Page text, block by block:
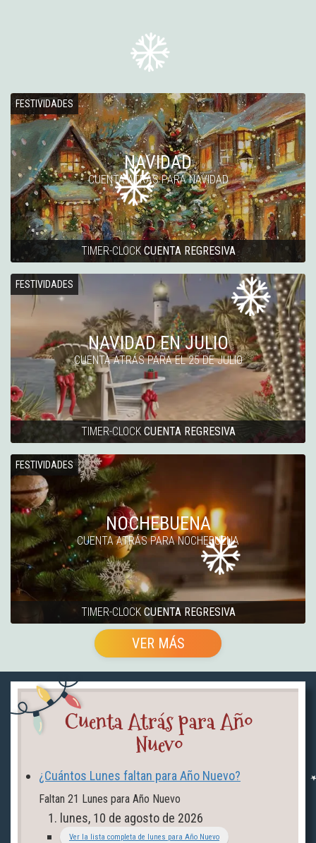
FESTIVIDADES
NAVIDAD
CUENTA ATRÁS PARA NAVIDAD
TIMER-CLOCKCUENTA REGRESIVA
FESTIVIDADES
NAVIDAD EN JULIO
CUENTA ATRÁS PARA EL 25 DE JULIO
TIMER-CLOCKCUENTA REGRESIVA
FESTIVIDADES
NOCHEBUENA
CUENTA ATRÁS PARA NOCHEBUENA
TIMER-CLOCKCUENTA REGRESIVA
VER MÁS
Cuenta Atrás para Año
Nuevo
¿Cuántos Lunes faltan para Año Nuevo?
Faltan 21 Lunes para Año Nuevo
lunes, 10 de agosto de 2026
Ver la lista completa de lunes para Año Nuevo